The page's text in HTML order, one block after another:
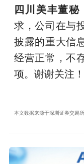
四川美丰董秘
求，公司在与
披露的重大信
经营正常，不
项。谢谢关注！
本文数据来源于深圳证券交易